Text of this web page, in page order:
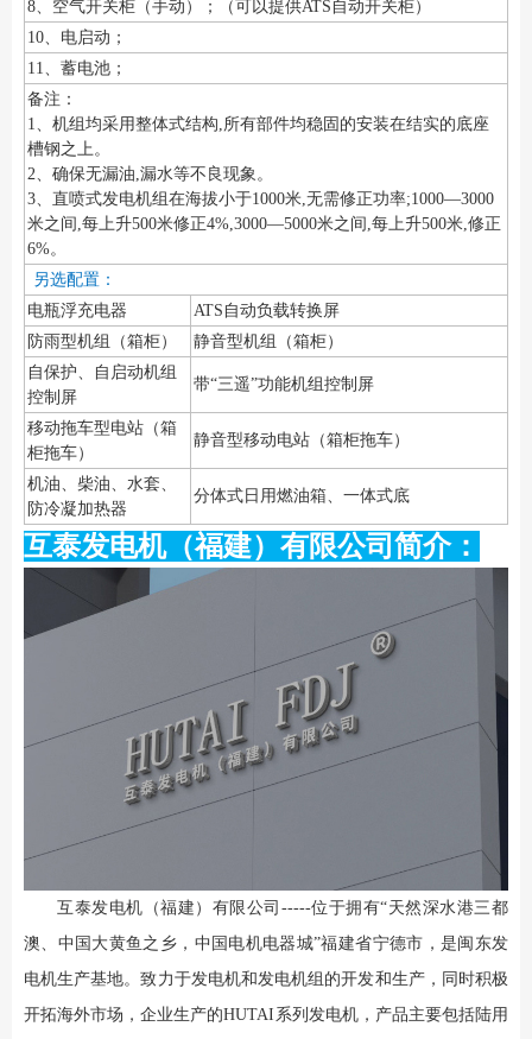
8、空气开关柜（手动）；（可以提供ATS自动开关柜）
10、电启动；
11、蓄电池；
备注：
1、机组均采用整体式结构,所有部件均稳固的安装在结实的底座
槽钢之上。
2、确保无漏油,漏水等不良现象。
3、直喷式发电机组在海拔小于1000米,无需修正功率;1000—3000
米之间,每上升500米修正4%,3000—5000米之间,每上升500米,修正
6%。
另选配置：
电瓶浮充电器
ATS自动负载转换屏
防雨型机组（箱柜）
静音型机组（箱柜）
自保护、自启动机组
控制屏
带“三遥”功能机组控制屏
移动拖车型电站（箱
柜拖车）
静音型移动电站（箱柜拖车）
机油、柴油、水套、
防冷凝加热器
分体式日用燃油箱、一体式底
互泰发电机（福建）有限公司简介：
互泰发电机（福建）有限公司-----位于拥有“天然深水港三都
澳、中国大黄鱼之乡，中国电机电器城”福建省宁德市，是闽东发
电机生产基地。致力于发电机和发电机组的开发和生产，同时积极
开拓海外市场，企业生产的HUTAI系列发电机，产品主要包括陆用